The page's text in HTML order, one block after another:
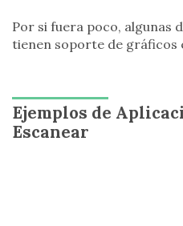
Por si fuera poco, algunas
tienen soporte de gráficos
Ejemplos de
Escanear